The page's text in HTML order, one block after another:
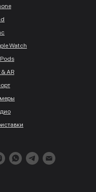
Watch
& AR